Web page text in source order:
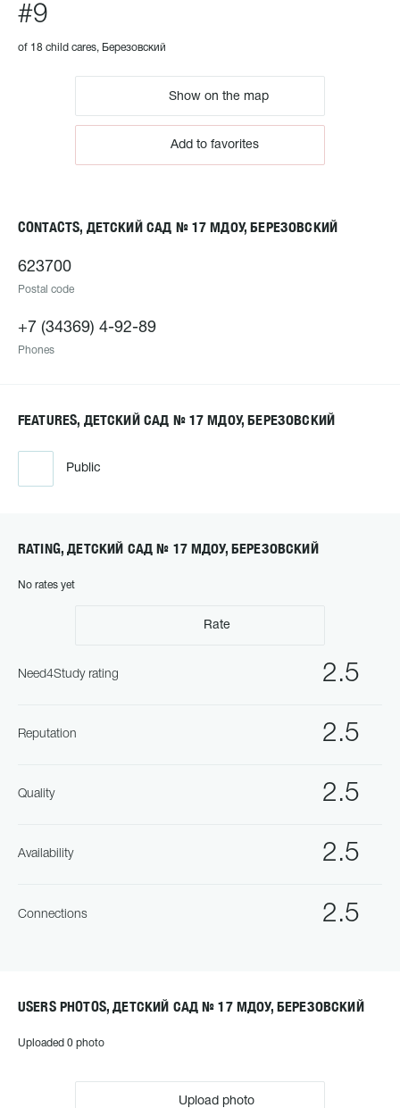
#9
of 18 child cares, Березовский
Show on the map
Add to favorites
CONTACTS, ДЕТСКИЙ САД № 17 МДОУ, БЕРЕЗОВСКИЙ
623700
Postal code
+7 (34369) 4-92-89
Phones
FEATURES, ДЕТСКИЙ САД № 17 МДОУ, БЕРЕЗОВСКИЙ
Public
RATING, ДЕТСКИЙ САД № 17 МДОУ, БЕРЕЗОВСКИЙ
No rates yet
Rate
2.5
Need4Study rating
2.5
Reputation
2.5
Quality
2.5
Availability
2.5
Connections
USERS PHOTOS, ДЕТСКИЙ САД № 17 МДОУ, БЕРЕЗОВСКИЙ
Uploaded 0 photo
Upload photo